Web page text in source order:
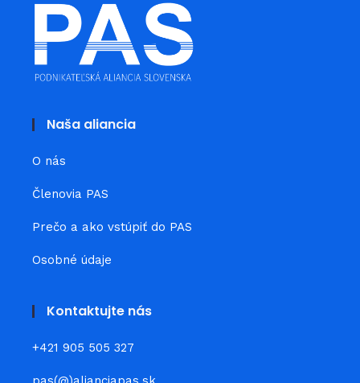
Naša aliancia
O nás
Členovia PAS
Prečo a ako vstúpiť do PAS
Osobné údaje
Kontaktujte nás
+421 905 505 327